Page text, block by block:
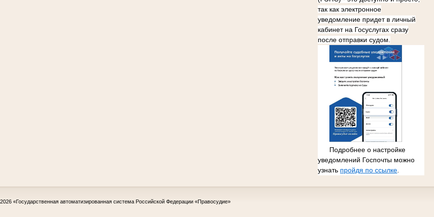
так как электронное
уведомление придет в личный
кабинет на Госуслугах сразу
после отправки судом.
Подробнее о настройке
уведомлений Госпочты можно
узнать пройдя по ссылке
«Государственная автоматизированная система Российской Федерации «Правосудие»